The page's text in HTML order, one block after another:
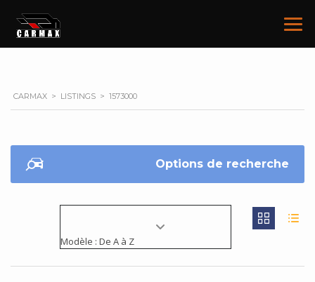
CARMAX > LISTINGS > 1573000
Options de recherche
Modèle : De A à Z